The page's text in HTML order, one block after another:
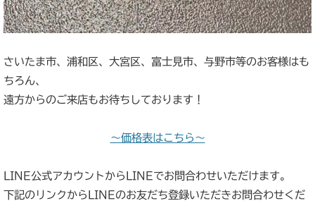
さいたま市、浦和区、大宮区、富士見市、与野市等のお客様はも
ちろん、
遠方からのご来店もお待ちしております！
～価格表はこちら～
LINE公式アカウントからLINEでお問合わせいただけます。
下記のリンクからLINEのお友だち登録いただきお問合わせくだ